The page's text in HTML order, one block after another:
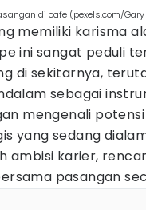
di cafe (pexels.com/Gary
memiliki karisma
ini sangat peduli
di sekitarnya,
sebagai
mengenali
yang sedang
ambisi karier,
pasangan